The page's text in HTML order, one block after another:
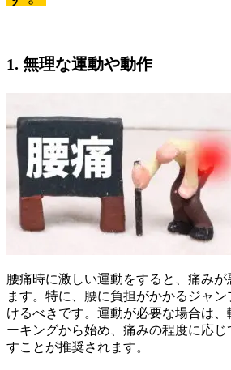
1. 無理な運動や動作
腰痛時に激しい運動をすると、痛みが
ます。特に、腰に負担がかかるジャ
けるべきです。運動が必要な場合は
ーキングから始め、痛みの程度に応
すことが推奨されます。